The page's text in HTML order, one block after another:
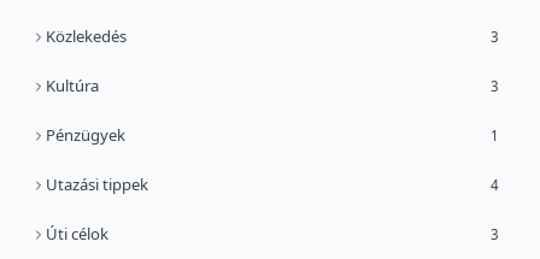
Közlekedés 3
Kultúra 3
Pénzügyek 1
Utazási tippek 4
Úti célok 3